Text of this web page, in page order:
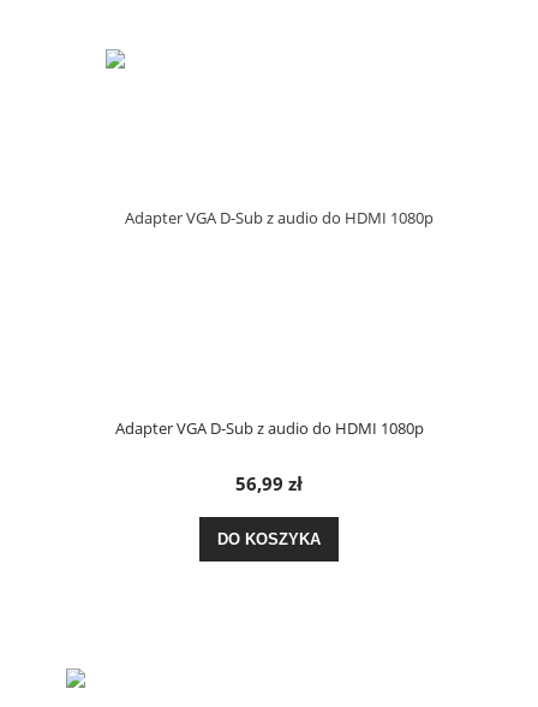
Adapter VGA D-Sub z audio do HDMI 1080p
56,99 zł
DO KOSZYKA